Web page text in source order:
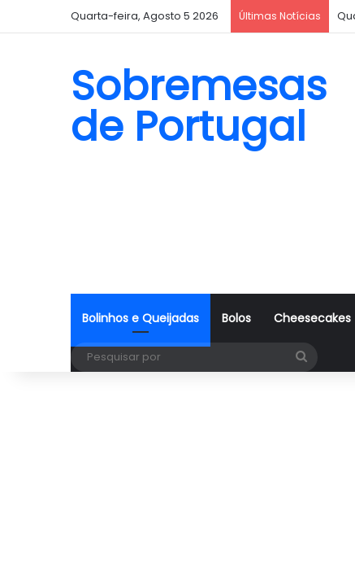
Quarta-feira, Agosto 5 2026 Últimas Notícias
Sobremesas
de Portugal
Bolinhos e Queijadas Bolos Cheesecakes